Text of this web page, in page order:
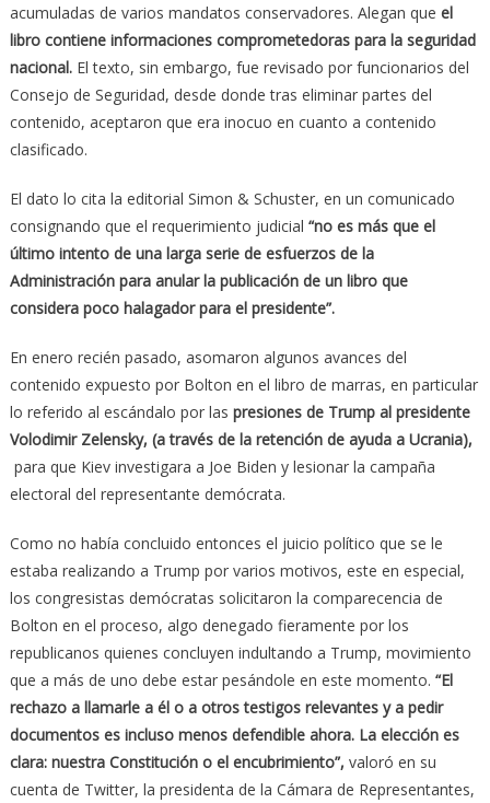
acumuladas de varios mandatos conservadores. Alegan que el
libro contiene informaciones comprometedoras para la seguridad
nacional.El texto, sin embargo, fue revisado por funcionarios del
Consejo de Seguridad, desde donde tras eliminar partes del
contenido, aceptaron que era inocuo en cuanto a contenido
clasificado.
El dato lo cita la editorial Simon & Schuster, en un comunicado
consignando que el requerimiento judicial “no es más que el
último intento de una larga serie de esfuerzos de la
Administración para anular la publicación de un libro que
considera poco halagador para el presidente”.
En enero recién pasado, asomaron algunos avances del
contenido expuesto por Bolton en el libro de marras, en particular
lo referido al escándalo por las presiones de Trump al presidente
Volodimir Zelensky, (a través de la retención de ayuda a Ucrania),
para que Kiev investigara a Joe Biden y lesionar la campaña
electoral del representante demócrata.
Como no había concluido entonces el juicio político que se le
estaba realizando a Trump por varios motivos, este en especial,
los congresistas demócratas solicitaron la comparecencia de
Bolton en el proceso, algo denegado fieramente por los
republicanos quienes concluyen indultando a Trump, movimiento
que a más de uno debe estar pesándole en este momento. “El
rechazo a llamarle a él o a otros testigos relevantes y a pedir
documentos es incluso menos defendible ahora. La elección es
clara: nuestra Constitución o el encubrimiento”, valoró en su
cuenta de Twitter, la presidenta de la Cámara de Representantes,